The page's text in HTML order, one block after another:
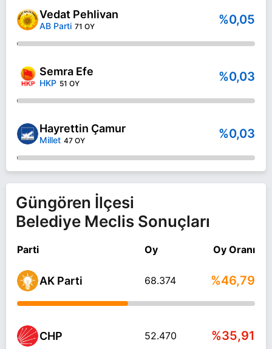
Vedat Pehlivan
AB Parti 71 OY %0,05
Semra Efe
HKP 51 OY %0,03
Hayrettin Çamur
Millet 47 OY %0,03
Güngören İlçesi
Belediye Meclis Sonuçları
Parti Oy Oy Oranı
AK Parti 68.374 %46,79
CHP 52.470 %35,91